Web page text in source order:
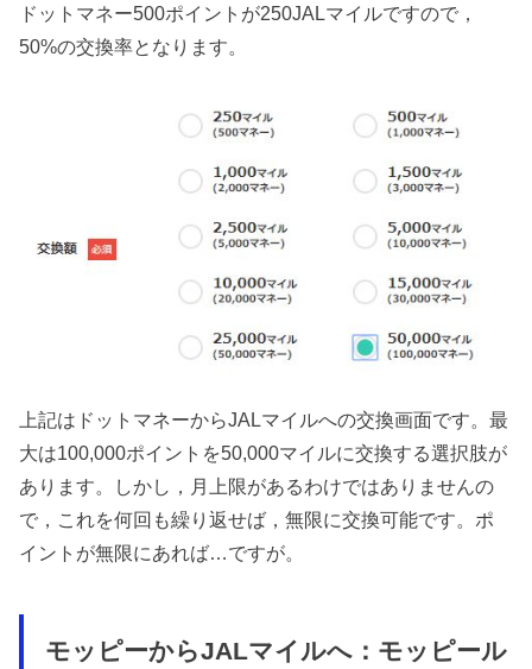
ドットマネー500ポイントが250JALマイルですので，
50%の交換率となります。
上記はドットマネーからJALマイルへの交換画面です。最
大は100,000ポイントを50,000マイルに交換する選択肢が
あります。しかし，月上限があるわけではありませんの
で，これを何回も繰り返せば，無限に交換可能です。ポ
イントが無限にあれば…ですが。
モッピーからJALマイルへ：モッピール